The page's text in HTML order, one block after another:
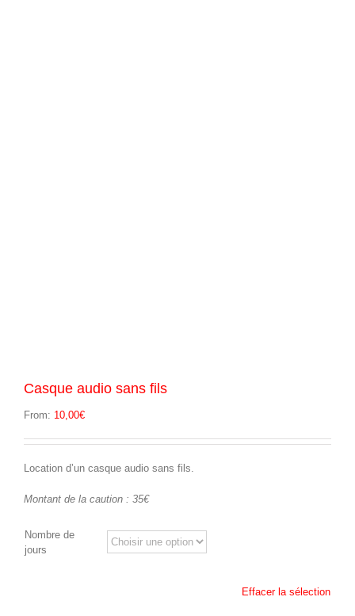
Casque audio sans fils
From: 10,00€
Location d’un casque audio sans fils.
Montant de la caution : 35€
Nombre de
jours
Effacer la sélection